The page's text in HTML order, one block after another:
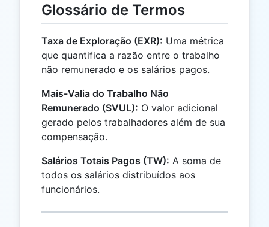
Glossário de Termos
Taxa de Exploração (EXR): Uma métrica
que quantifica a razão entre o trabalho
não remunerado e os salários pagos.
Mais-Valia do Trabalho Não
Remunerado (SVUL): O valor adicional
gerado pelos trabalhadores além de sua
compensação.
Salários Totais Pagos (TW): A soma de
todos os salários distribuídos aos
funcionários.